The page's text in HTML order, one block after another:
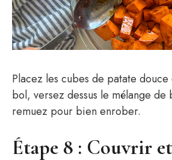
Placez les cubes de patate douce
bol, versez dessus le mélange
remuez pour bien enrober.
Étape 8 : Couvrir